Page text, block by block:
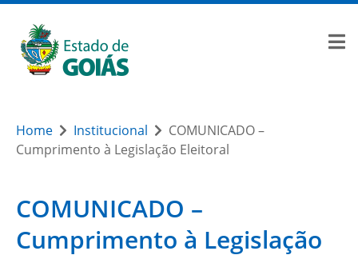
Home Institucional
COMUNICADO –
Cumprimento à Legislação Eleitoral
COMUNICADO –
Cumprimento à Legislação